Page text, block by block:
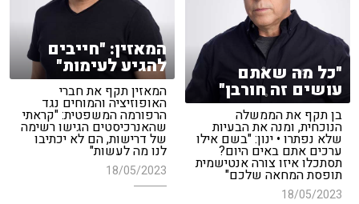
המאזין: "חייבים
להגיע לעימות"
המאזין תקף את חברי
האופוזיציה והמוחים נגד
הרפורמה המשפטית: "קראתי
שהאנרכיסטים הגישו רשימה
של דרישות, הם לא יכתיבו
לנו מה לעשות"
18/05/2023
"כל מה שאתם
עושים זה חורבן"
בן תקף את הממשלה
הנוכחית, ומנה את הבעיות
שלא נפתרו • ינון: "בשם אילו
ערכים אתם באים היום?
תסתכלו איזו צורה אנטישמית
תופסת המחאה שלכם"
18/05/2023